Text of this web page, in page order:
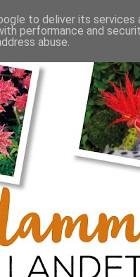
to deliver its services
performance and
abuse.